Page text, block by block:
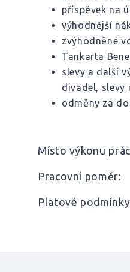
příspěvek na
výhodnější
zvýhodněné
Tankarta
slevy a další
divadel, slevy
odměny za
Místo výkonu
Pracovní poměr:
Platové